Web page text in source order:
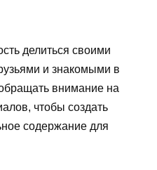
делиться своими
и знакомыми в
внимание на
чтобы создать
содержание для